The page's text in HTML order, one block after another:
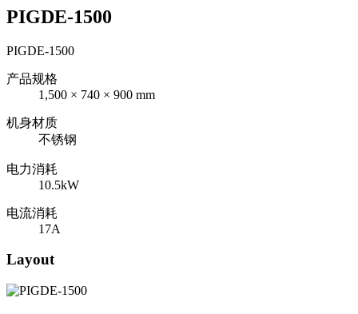
PIGDE-1500
PIGDE-1500
产品规格
1,500 × 740 × 900 mm
机身材质
不锈钢
电力消耗
10.5kW
电流消耗
17A
Layout